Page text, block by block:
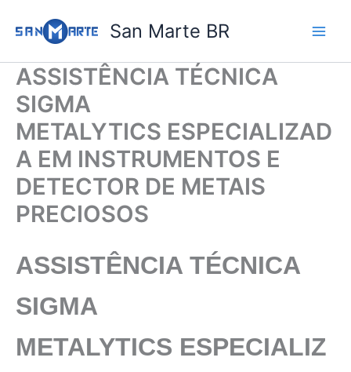
para
conteúdo
San Marte BR
ASSISTÊNCIA TÉCNICA
SIGMA
METALYTICS ESPECIALIZAD
A EM INSTRUMENTOS E
DETECTOR DE METAIS
PRECIOSOS
ASSISTÊNCIA TÉCNICA
SIGMA
METALYTICS ESPECIALIZ